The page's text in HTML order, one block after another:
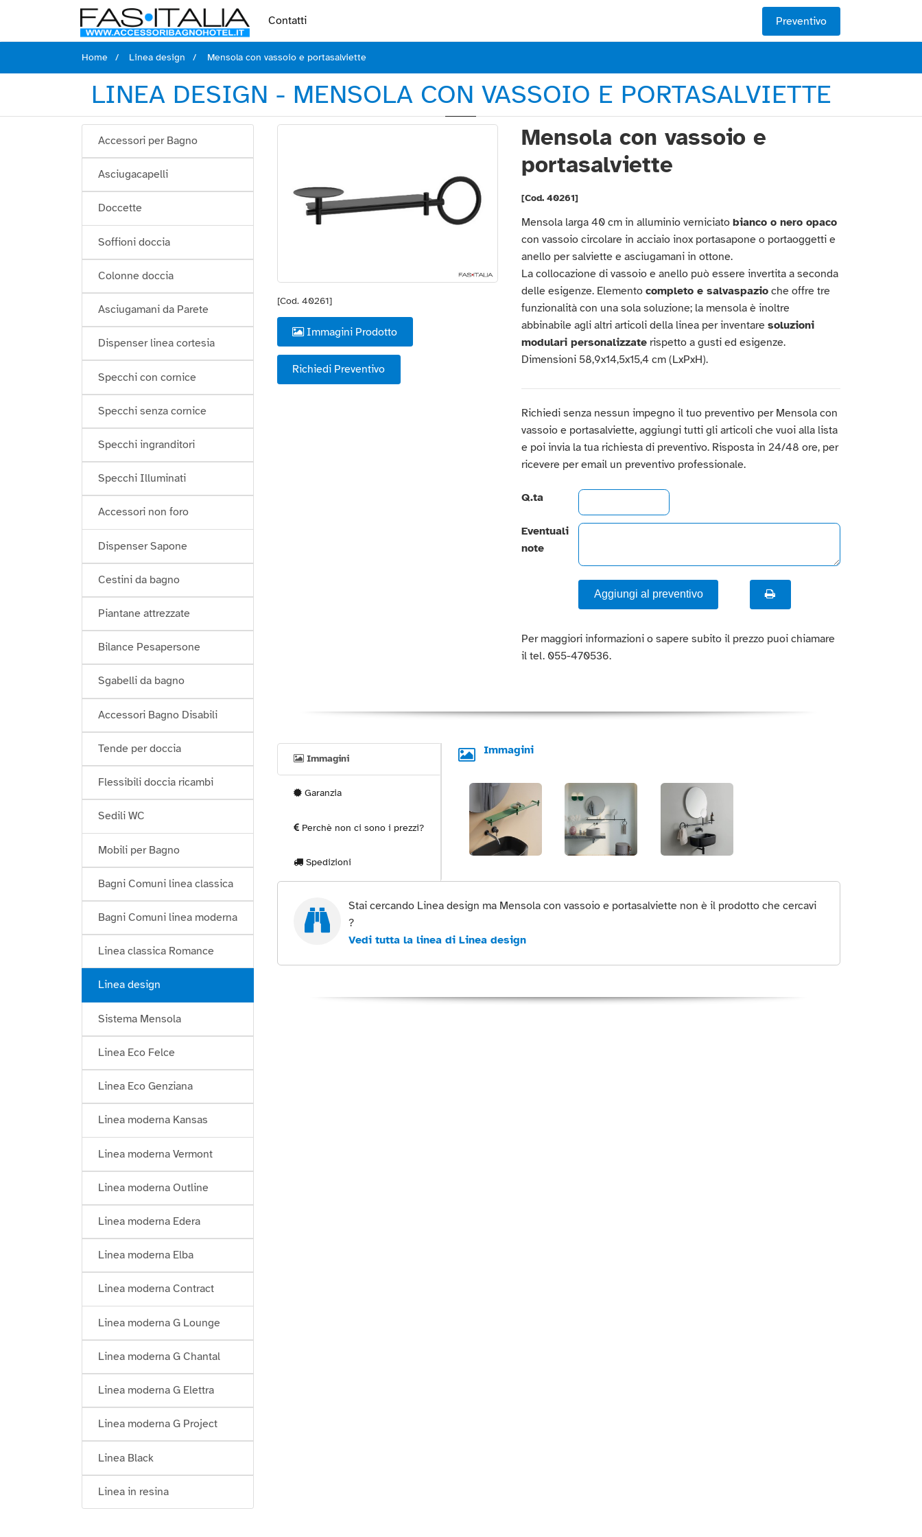
Contatti Preventivo
Home Linea design Mensola con vassoio e portasalviette
LINEA DESIGN - MENSOLA CON VASSOIO E PORTASALVIETTE
Accessori per Bagno
Asciugacapelli
Doccette
Soffioni doccia
Colonne doccia
Asciugamani da Parete
Dispenser linea cortesia
Specchi con cornice
Specchi senza cornice
Specchi ingranditori
Specchi Illuminati
Accessori non foro
Dispenser Sapone
Cestini da bagno
Piantane attrezzate
Bilance Pesapersone
Sgabelli da bagno
Accessori Bagno Disabili
Tende per doccia
Flessibili doccia ricambi
Sedili WC
Mobili per Bagno
Bagni Comuni linea classica
Bagni Comuni linea moderna
Linea classica Romance
Linea design
Sistema Mensola
Linea Eco Felce
Linea Eco Genziana
Linea moderna Kansas
Linea moderna Vermont
Linea moderna Outline
Linea moderna Edera
Linea moderna Elba
Linea moderna Contract
Linea moderna G Lounge
Linea moderna G Chantal
Linea moderna G Elettra
Linea moderna G Project
Linea Black
Linea in resina
[Cod. 40261]
Immagini Prodotto
Richiedi Preventivo
Mensola con vassoio e
portasalviette
[Cod. 40261]
Mensola larga 40 cm in alluminio verniciatobianco o nero opaco
con vassoio circolare in acciaio inox portasapone o portaoggetti e
anello per salviette e asciugamani in ottone.
La collocazione di vassoio e anello può essere invertita a seconda
delle esigenze. Elementocompleto e salvaspazio che offre tre
funzionalità con una sola soluzione; la mensola è inoltre
abbinabile agli altri articoli della linea per inventaresoluzioni
modulari personalizzate rispetto a gusti ed esigenze.
Dimensioni 58,9x14,5x15,4 cm (LxPxH).
Richiedi senza nessun impegno il tuo preventivo per Mensola con
vassoio e portasalviette, aggiungi tutti gli articoli che vuoi alla lista
e poi invia la tua richiesta di preventivo. Risposta in 24/48 ore, per
ricevere per email un preventivo professionale.
Q.ta
Eventuali
note
Aggiungi al preventivo
Per maggiori informazioni o sapere subito il prezzo puoi chiamare
il tel. 055-470536.
Immagini
Garanzia
Perchè non ci sono i prezzi?
Spedizioni
Immagini
Stai cercando Linea design ma Mensola con vassoio e portasalviette non è il prodotto che cercavi
?
Vedi tutta la linea di Linea design